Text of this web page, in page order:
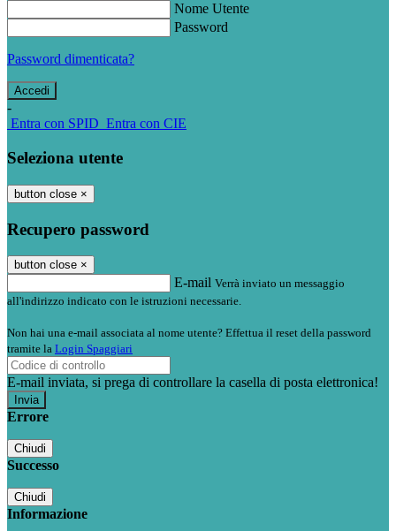
Nome Utente
Password
Password dimenticata?
-
Entra con SPID Entra con CIE
Seleziona utente
button close ×
Recupero password
button close ×
E-mail Verrà inviato un messaggio
all'indirizzo indicato con le istruzioni necessarie.
Non hai una e-mail associata al nome utente? Effettua il reset della password
tramite la Login Spaggiari
E-mail inviata, si prega di controllare la casella di posta elettronica!
Errore
Chiudi
Successo
Chiudi
Informazione